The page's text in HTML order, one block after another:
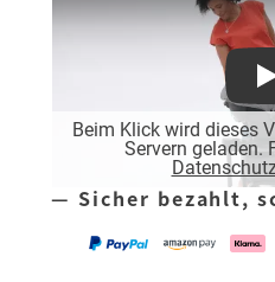
Beim Klick wird dieses
Servern geladen.
— Sicher bezahlt,